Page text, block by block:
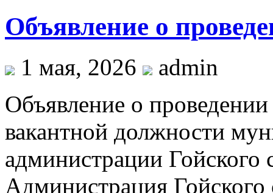
Объявление о
1 мая, 2026
admin
Объявление о
вакантной должности
администрации Гойского
Администрация Гойского